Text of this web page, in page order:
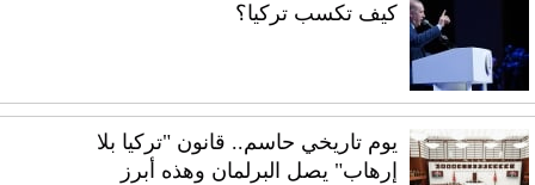
كيف تكسب تركيا؟
يوم تاريخي حاسم.. قانون "تركيا بلا
إرهاب" يصل البرلمان وهذه أبرز